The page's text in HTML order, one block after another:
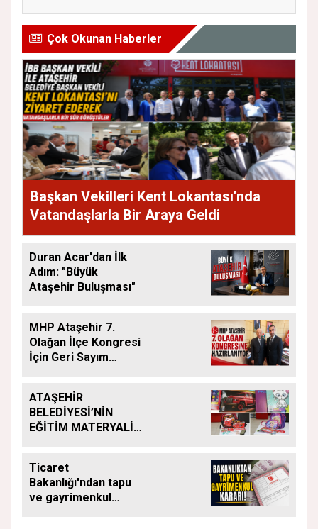
Çok Okunan Haberler
Başkan Vekilleri Kent Lokantası'nda
Vatandaşlarla Bir Araya Geldi
Duran Acar'dan İlk
Adım: "Büyük
Ataşehir Buluşması"
MHP Ataşehir 7.
Olağan İlçe Kongresi
İçin Geri Sayım
ATAŞEHİR
BELEDİYESİ’NİN
EĞİTİM MATERYALİ
SÜRÜYOR
Ticaret
Bakanlığı'ndan tapu
ve gayrimenkul